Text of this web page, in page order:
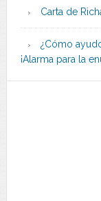
Carta de
¿Cómo
¡Alarma para la